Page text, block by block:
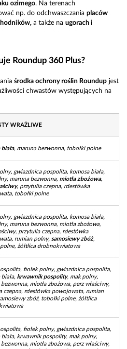
ozimego. Na terenach
np. do odchwaszczania placów
a także na ugorach i
Roundup 360 Plus?
środka ochrony roślin Roundup jest
chwastów występujących na
WRAŻLIWE
, maruna bezwonna, tobołki polne
gwiazdnica pospolita, komosa biała,
maruna bezwonna, miotła zbożowa,
, przytulia czepna, rdestówka
tobołki polne
gwiazdnica pospolita, komosa biała,
maruna bezwonna, miotła zbożowa,
przytulia czepna, rdestówka
rumian polny, samosiewy zbóż,
żółtlica drobnokwiatowa
fiołek polny, gwiazdnica pospolita,
krwawnik pospolity, mak polny,
miotła zbożowa, perz właściwy,
czepna, rdestówka powojowata, rumian
zbóż, tobołki polne, żółtlica
fiołek polny, gwiazdnica pospolita,
biała, krwawnik pospolity, mak polny,
miotła zbożowa, perz właściwy,